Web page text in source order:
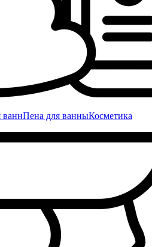
ваннПена для ванныКосметика